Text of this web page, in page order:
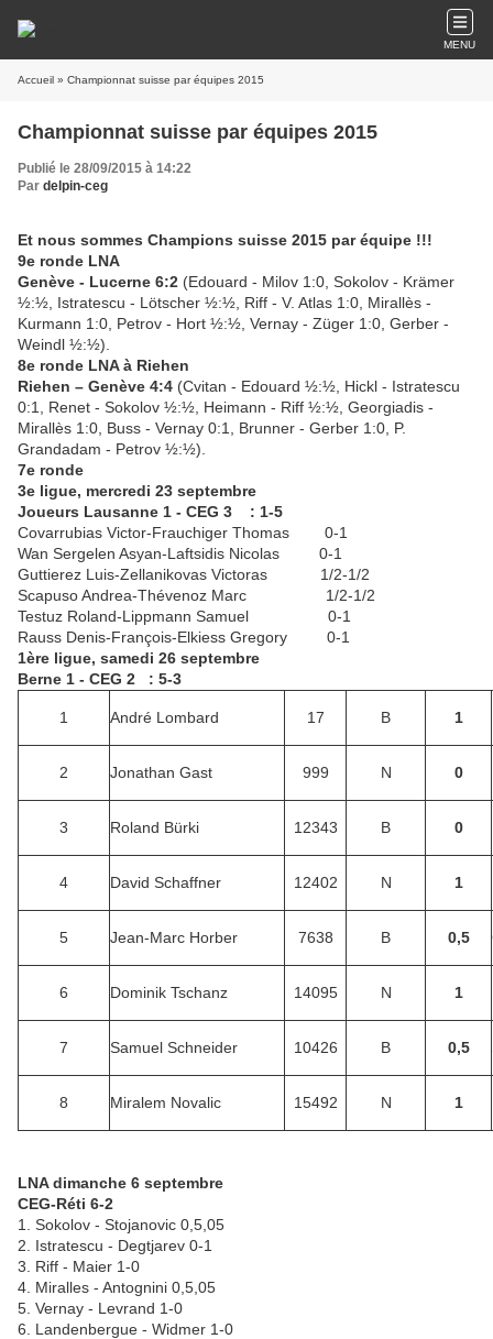
MENU
Accueil » Championnat suisse par équipes 2015
Championnat suisse par équipes 2015
Publié le 28/09/2015 à 14:22
Par delpin-ceg
Et nous sommes Champions suisse 2015 par équipe !!!
9e ronde LNA
Genève - Lucerne 6:2 (Edouard - Milov 1:0, Sokolov - Krämer
½:½, Istratescu - Lötscher ½:½, Riff - V. Atlas 1:0, Mirallès -
Kurmann 1:0, Petrov - Hort ½:½, Vernay - Züger 1:0, Gerber -
Weindl ½:½).
8e ronde LNA à Riehen
Riehen – Genève 4:4 (Cvitan - Edouard ½:½, Hickl - Istratescu
0:1, Renet - Sokolov ½:½, Heimann - Riff ½:½, Georgiadis -
Mirallès 1:0, Buss - Vernay 0:1, Brunner - Gerber 1:0, P.
Grandadam - Petrov ½:½).
7e ronde
3e ligue, mercredi 23 septembre
Joueurs Lausanne 1 - CEG 3 : 1-5
Covarrubias Victor-Frauchiger Thomas 0-1
Wan Sergelen Asyan-Laftsidis Nicolas 0-1
Guttierez Luis-Zellanikovas Victoras 1/2-1/2
Scapuso Andrea-Thévenoz Marc 1/2-1/2
Testuz Roland-Lippmann Samuel 0-1
Rauss Denis-François-Elkiess Gregory 0-1
1ère ligue, samedi 26 septembre
Berne 1 - CEG 2 : 5-3
1 André Lombard 17 B 1
2 Jonathan Gast 999 N 0
3 Roland Bürki 12343 B 0
4 David Schaffner 12402 N 1
5 Jean-Marc Horber 7638 B 0,5
6 Dominik Tschanz 14095 N 1
7 Samuel Schneider 10426 B 0,5
8 Miralem Novalic 15492 N 1
LNA dimanche 6 septembre
CEG-Réti 6-2
1. Sokolov - Stojanovic 0,5,05
2. Istratescu - Degtjarev 0-1
3. Riff - Maier 1-0
4. Miralles - Antognini 0,5,05
5. Vernay - Levrand 1-0
6. Landenbergue - Widmer 1-0